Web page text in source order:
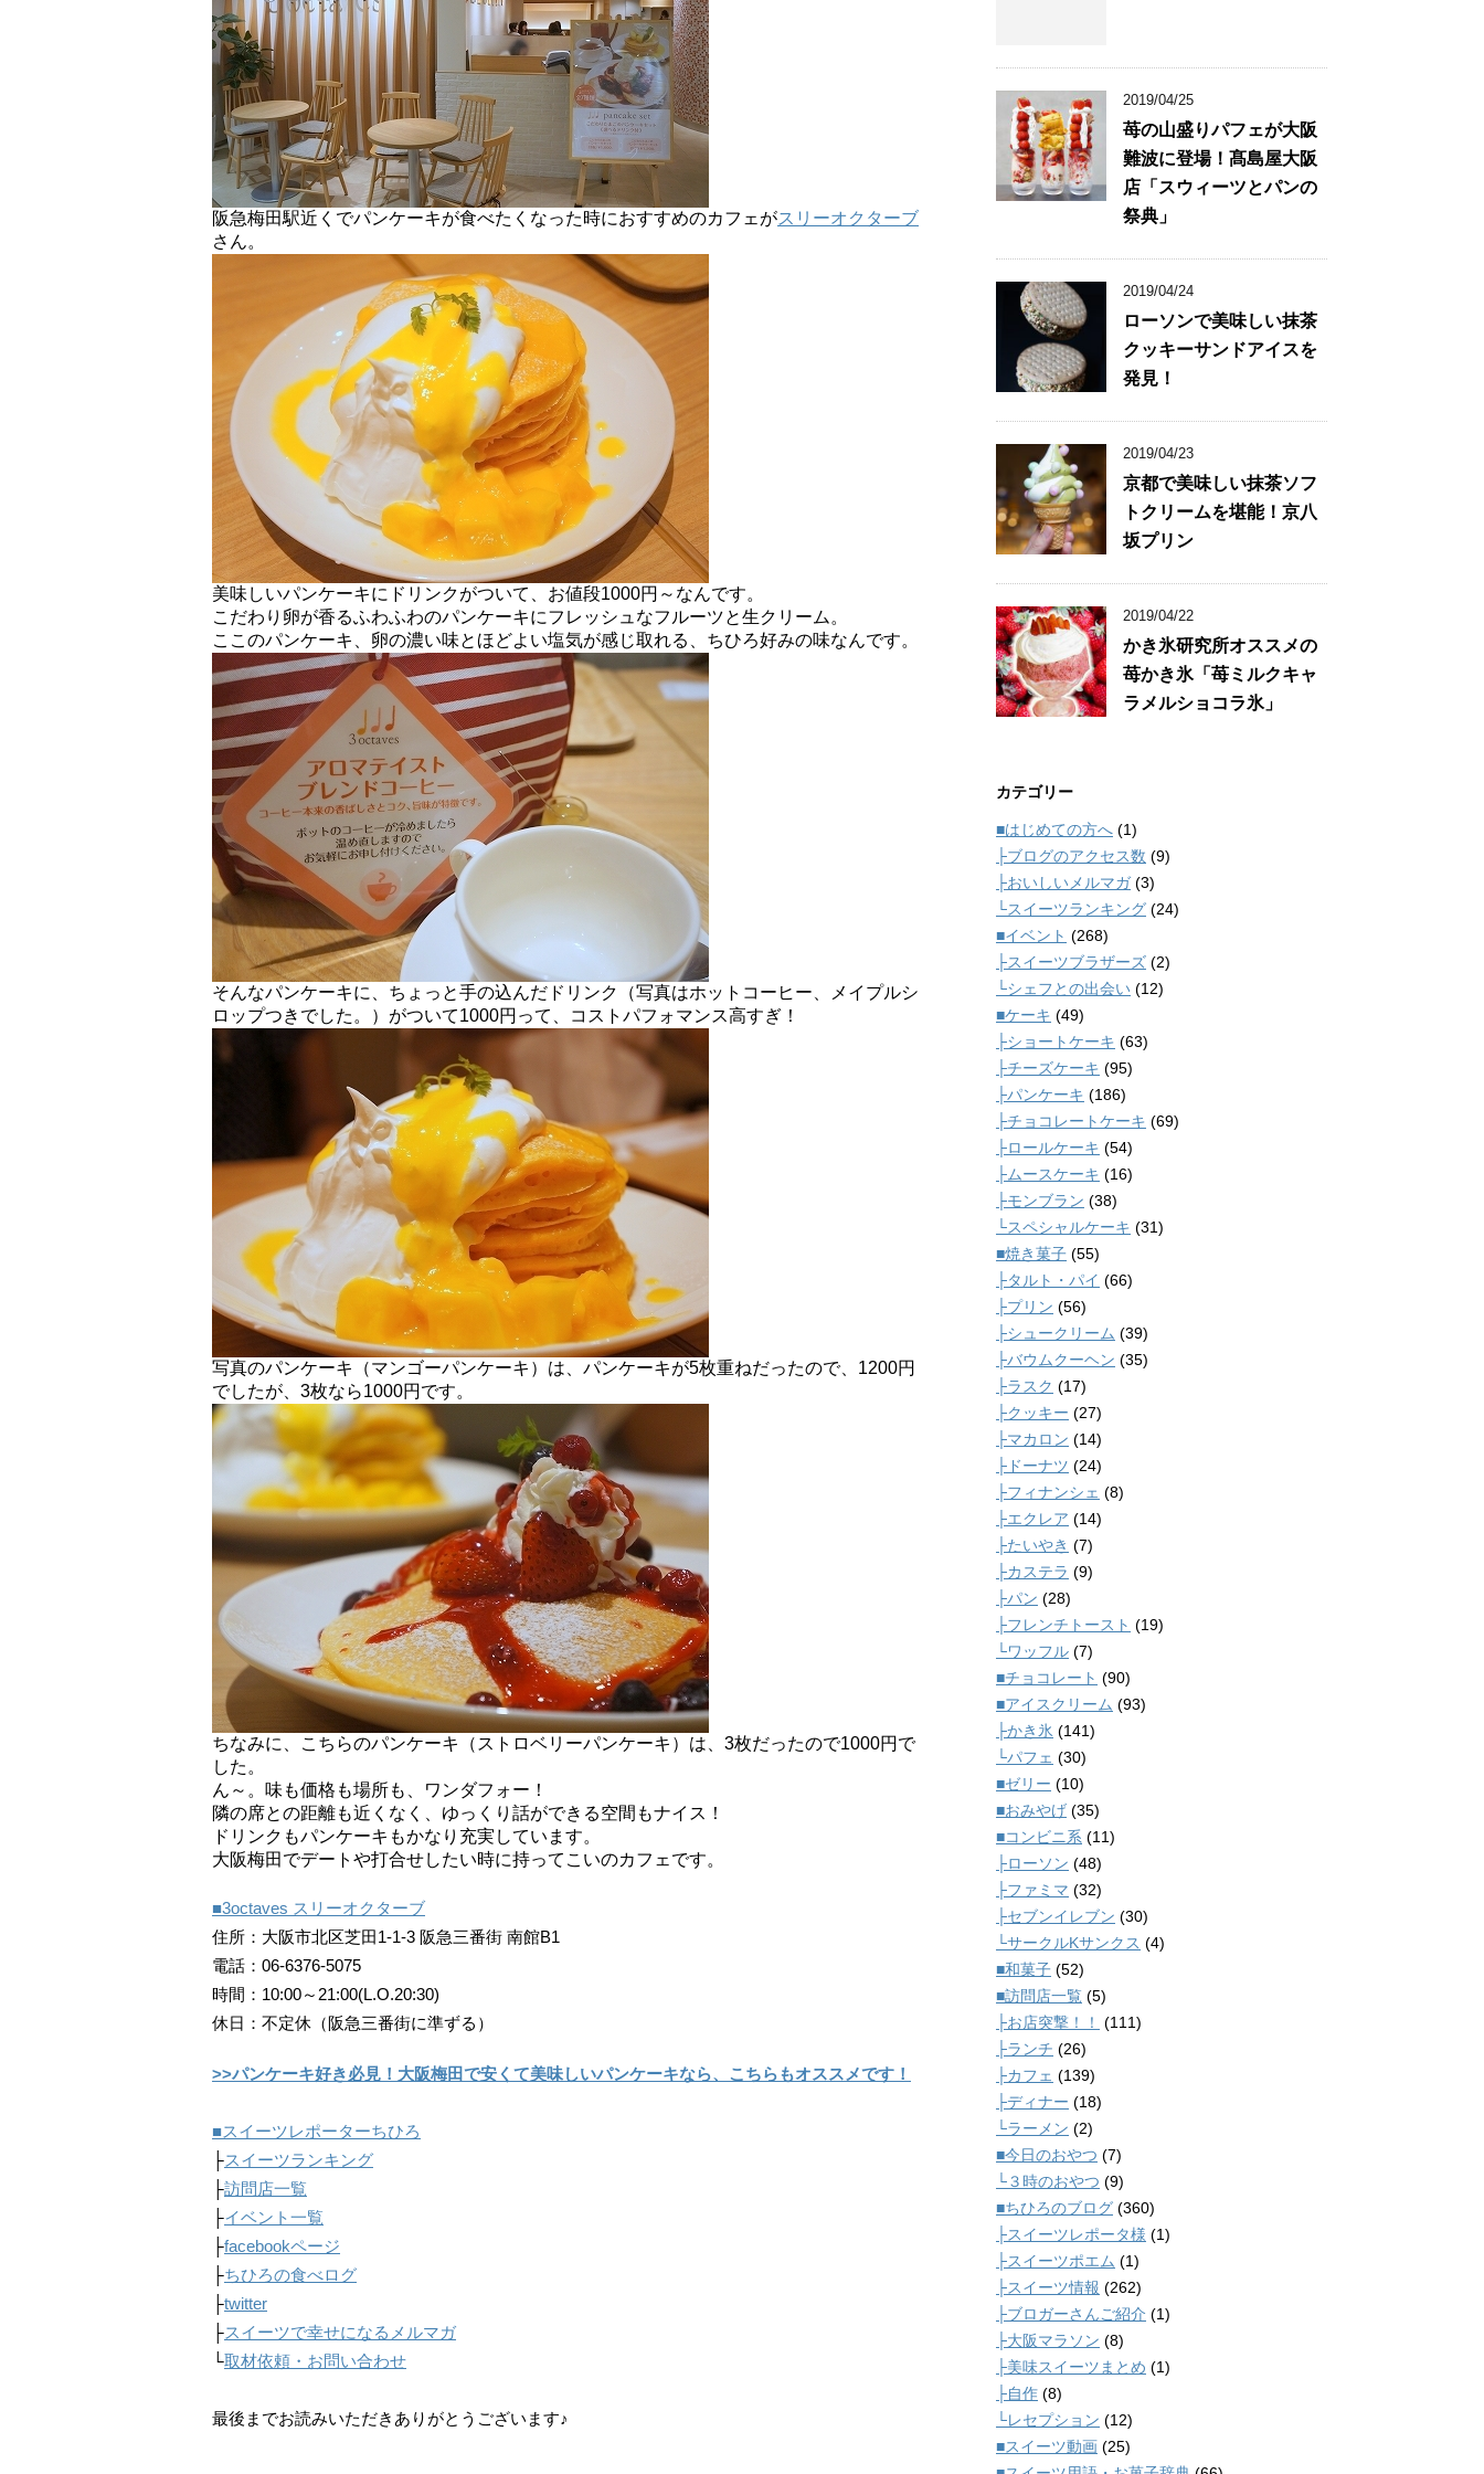
阪急梅田駅近くでパンケーキが食べたくなった時におすすめのカフェがスリーオクターブ
さん。
美味しいパンケーキにドリンクがついて、お値段1000円～なんです。
こだわり卵が香るふわふわのパンケーキにフレッシュなフルーツと生クリーム。
ここのパンケーキ、卵の濃い味とほどよい塩気が感じ取れる、ちひろ好みの味なんです。
そんなパンケーキに、ちょっと手の込んだドリンク（写真はホットコーヒー、メイプルシ
ロップつきでした。）がついて1000円って、コストパフォマンス高すぎ！
写真のパンケーキ（マンゴーパンケーキ）は、パンケーキが5枚重ねだったので、1200円
でしたが、3枚なら1000円です。
ちなみに、こちらのパンケーキ（ストロベリーパンケーキ）は、3枚だったので1000円で
した。
ん～。味も価格も場所も、ワンダフォー！
隣の席との距離も近くなく、ゆっくり話ができる空間もナイス！
ドリンクもパンケーキもかなり充実しています。
大阪梅田でデートや打合せしたい時に持ってこいのカフェです。
■3octaves スリーオクターブ
住所：大阪市北区芝田1-1-3 阪急三番街 南館B1
電話：06-6376-5075
時間：10:00～21:00(L.O.20:30)
休日：不定休（阪急三番街に準ずる）
>>パンケーキ好き必見！大阪梅田で安くて美味しいパンケーキなら、こちらもオススメです！
■スイーツレポーターちひろ
├スイーツランキング
├訪問店一覧
├イベント一覧
├facebookページ
├ちひろの食べログ
├twitter
├スイーツで幸せになるメルマガ
└取材依頼・お問い合わせ
最後までお読みいただきありがとうございます♪
2019/04/25
苺の山盛りパフェが大阪
難波に登場！髙島屋大阪
店「スウィーツとパンの
祭典」
2019/04/24
ローソンで美味しい抹茶
クッキーサンドアイスを
発見！
2019/04/23
京都で美味しい抹茶ソフ
トクリームを堪能！京八
坂プリン
2019/04/22
かき氷研究所オススメの
苺かき氷「苺ミルクキャ
ラメルショコラ氷」
カテゴリー
■はじめての方へ (1)
├ブログのアクセス数 (9)
├おいしいメルマガ(3)
└スイーツランキング (24)
■イベント (268)
├スイーツブラザーズ (2)
└シェフとの出会い (12)
■ケーキ (49)
├ショートケーキ (63)
├チーズケーキ (95)
├パンケーキ (186)
├チョコレートケーキ (69)
├ロールケーキ (54)
├ムースケーキ (16)
├モンブラン (38)
└スペシャルケーキ (31)
■焼き菓子 (55)
├タルト・パイ (66)
├プリン (56)
├シュークリーム (39)
├バウムクーヘン (35)
├ラスク (17)
├クッキー (27)
├マカロン (14)
├ドーナツ (24)
├フィナンシェ (8)
├エクレア (14)
├たいやき (7)
├カステラ (9)
├パン (28)
├フレンチトースト (19)
└ワッフル (7)
■チョコレート (90)
■アイスクリーム (93)
├かき氷 (141)
└パフェ (30)
■ゼリー (10)
■おみやげ (35)
■コンビニ系 (11)
├ローソン (48)
├ファミマ (32)
├セブンイレブン (30)
└サークルKサンクス (4)
■和菓子 (52)
■訪問店一覧 (5)
├お店突撃！！
(111)
├ランチ (26)
├カフェ (139)
├ディナー (18)
└ラーメン (2)
■今日のおやつ (7)
└３時のおやつ (9)
■ちひろのブログ (360)
├スイーツレポータ様 (1)
├スイーツポエム (1)
├スイーツ情報 (262)
├ブロガーさんご紹介 (1)
├大阪マラソン (8)
├美味スイーツまとめ (1)
├自作 (8)
└レセプション (12)
■スイーツ動画 (25)